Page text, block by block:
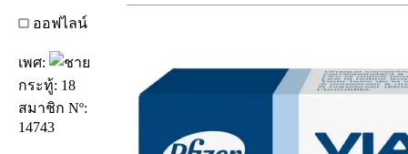
ออฟไลน์
เพศ:
กระทู้: 18
สมาชิก Nº:
14743